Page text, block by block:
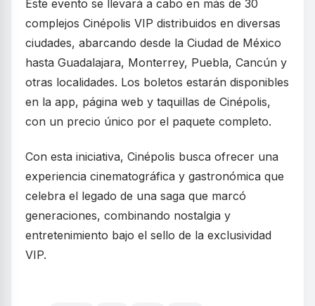
Este evento se llevará a cabo en más de 30
complejos Cinépolis VIP distribuidos en diversas
ciudades, abarcando desde la Ciudad de México
hasta Guadalajara, Monterrey, Puebla, Cancún y
otras localidades. Los boletos estarán disponibles
en la app, página web y taquillas de Cinépolis,
con un precio único por el paquete completo.
Con esta iniciativa, Cinépolis busca ofrecer una
experiencia cinematográfica y gastronómica que
celebra el legado de una saga que marcó
generaciones, combinando nostalgia y
entretenimiento bajo el sello de la exclusividad
VIP.